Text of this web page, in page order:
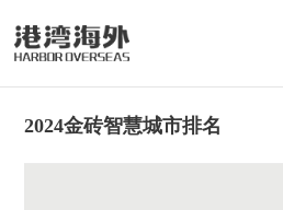
2024金砖智慧城市排名